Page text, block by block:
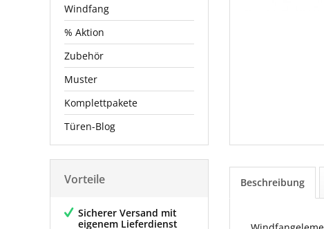
Windfang
% Aktion
Zubehör
Muster
Komplettpakete
Türen-Blog
Vorteile
Sicherer Versand mit
eigenem Lieferdienst
Beschreibung